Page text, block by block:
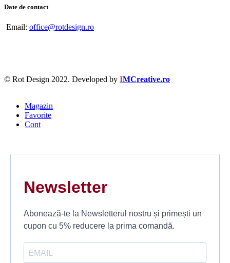
Date de contact
Email: office@rotdesign.ro
© Rot Design 2022. Developed by IMCreative.ro
Magazin
Favorite
Cont
Newsletter
Abonează-te la Newsletterul nostru și primești un
cupon cu 5% reducere la prima comandă.